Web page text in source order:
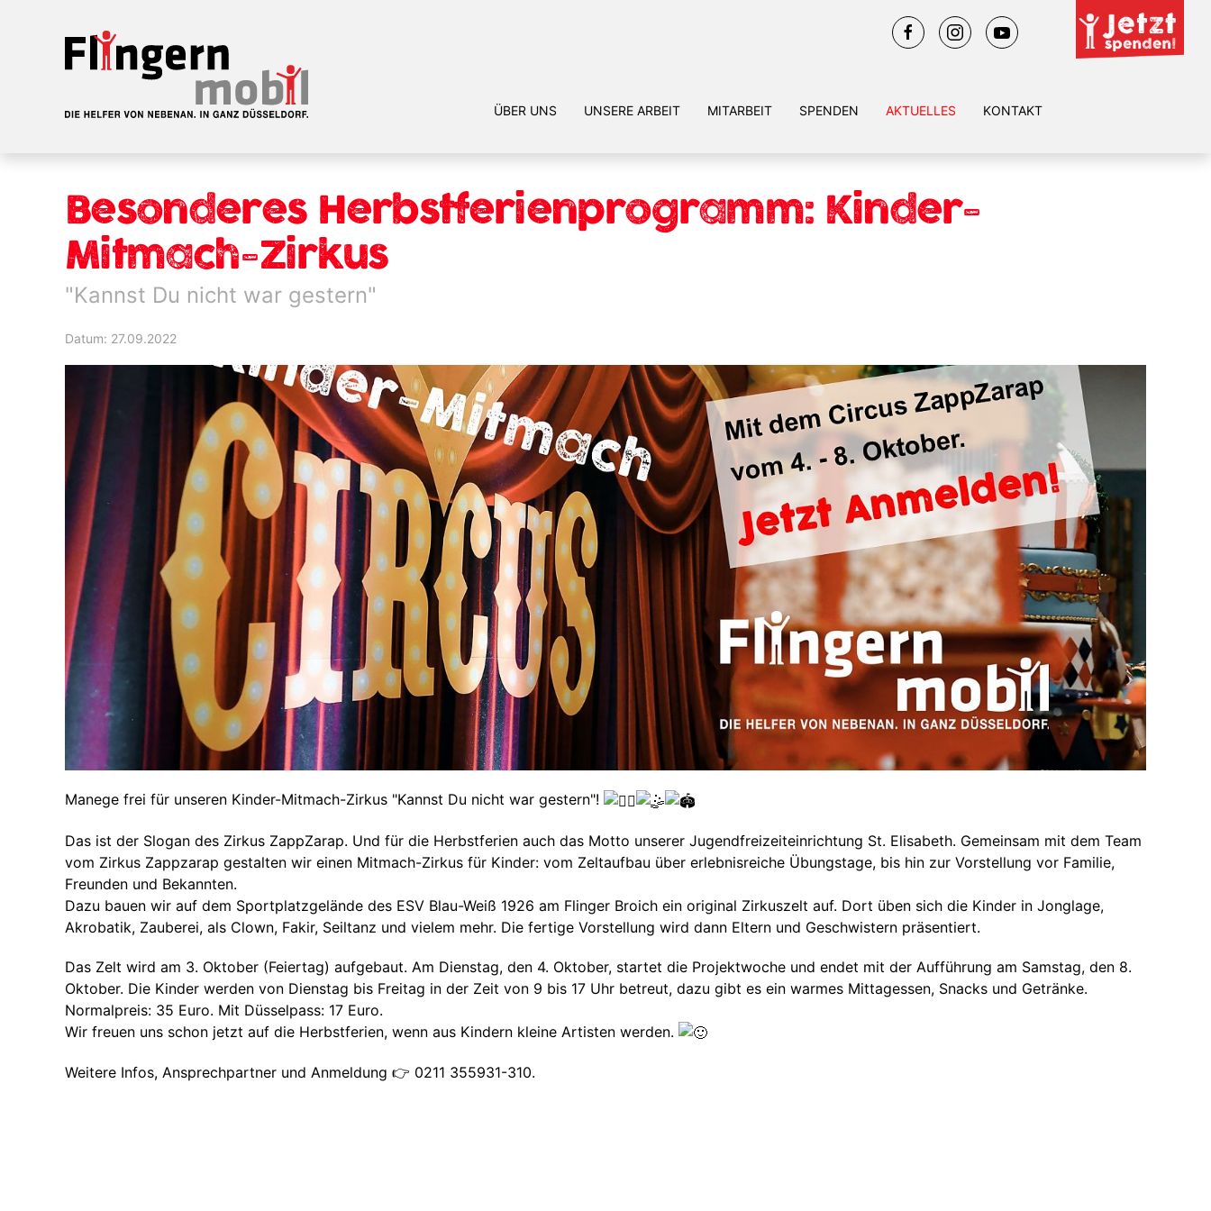
ÜBER UNS UNSERE ARBEIT MITARBEIT SPENDEN AKTUELLES KONTAKT
Besonderes Herbstferienprogramm: Kinder-
Mitmach-Zirkus
"Kannst Du nicht war gestern"
Datum: 27.09.2022
Manege frei für unseren Kinder-Mitmach-Zirkus "Kannst Du nicht war gestern"!
Das ist der Slogan des Zirkus ZappZarap. Und für die Herbstferien auch das Motto unserer Jugendfreizeiteinrichtung St. Elisabeth. Gemeinsam mit dem Team
vom Zirkus Zappzarap gestalten wir einen Mitmach-Zirkus für Kinder: vom Zeltaufbau über erlebnisreiche Übungstage, bis hin zur Vorstellung vor Familie,
Freunden und Bekannten.
Dazu bauen wir auf dem Sportplatzgelände des ESV Blau-Weiß 1926 am Flinger Broich ein original Zirkuszelt auf. Dort üben sich die Kinder in Jonglage,
Akrobatik, Zauberei, als Clown, Fakir, Seiltanz und vielem mehr. Die fertige Vorstellung wird dann Eltern und Geschwistern präsentiert.
Das Zelt wird am 3. Oktober (Feiertag) aufgebaut. Am Dienstag, den 4. Oktober, startet die Projektwoche und endet mit der Aufführung am Samstag, den 8.
Oktober. Die Kinder werden von Dienstag bis Freitag in der Zeit von 9 bis 17 Uhr betreut, dazu gibt es ein warmes Mittagessen, Snacks und Getränke.
Normalpreis: 35 Euro. Mit Düsselpass: 17 Euro.
Wir freuen uns schon jetzt auf die Herbstferien, wenn aus Kindern kleine Artisten werden.
Weitere Infos, Ansprechpartner und Anmeldung 👉 0211 355931-310.